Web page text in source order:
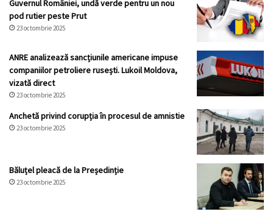
Guvernul României, undă verde pentru un nou
pod rutier peste Prut
23 octombrie 2025
ANRE analizează sancțiunile americane impuse
companiilor petroliere rusești. Lukoil Moldova,
vizată direct
23 octombrie 2025
Anchetă privind corupția în procesul de amnistie
23 octombrie 2025
Băluțel pleacă de la Președinție
23 octombrie 2025